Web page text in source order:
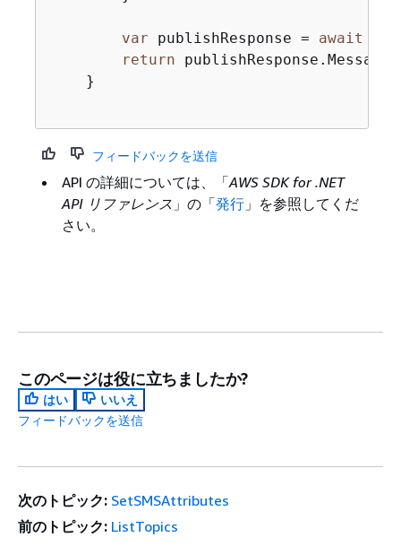
var publishResponse = await
return
    }
フィードバックを送信
API の詳細については、「AWS SDK for .NET
API リファレンス 」の「発行」を参照してくだ
さい。
このページは役に立ちましたか?
はい
いいえ
フィードバックを送信
次のトピック: SetSMSAttributes
前のトピック: ListTopics